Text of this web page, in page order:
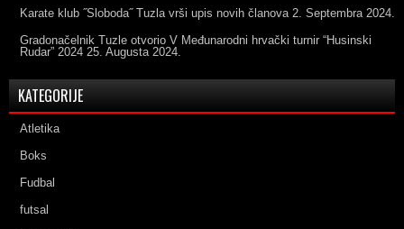
Karate klub ˝Sloboda˝ Tuzla vrši upis novih članova 2. Septembra 2024.
Gradonačelnik Tuzle otvorio V Međunarodni hrvački turnir “Husinski
Rudar” 2024 25. Augusta 2024.
KATEGORIJE
Atletika
Boks
Fudbal
futsal